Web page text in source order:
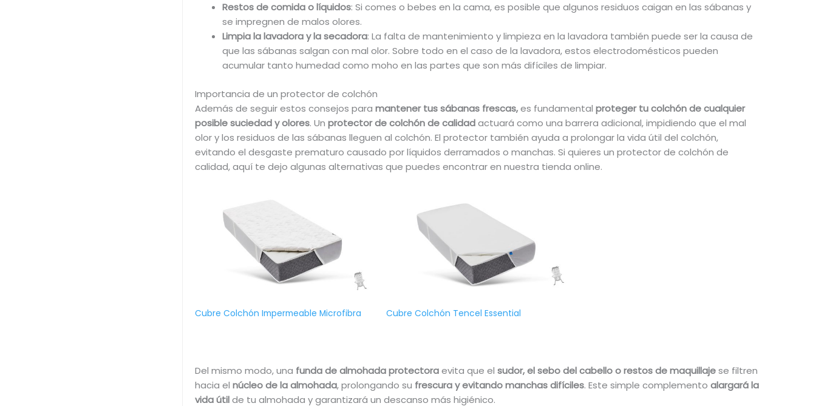
Restos de comida o líquidos: Si comes o bebes en la cama, es posible que algunos residuos caigan en las sábanas y
se impregnen de malos olores.
Limpia la lavadora y la secadora: La falta de mantenimiento y limpieza en la lavadora también puede ser la causa de
que las sábanas salgan con mal olor. Sobre todo en el caso de la lavadora, estos electrodomésticos pueden
acumular tanto humedad como moho en las partes que son más difíciles de limpiar.
Importancia de un protector de colchón
Además de seguir estos consejos para mantener tus sábanas frescas,es fundamental proteger tu colchón de cualquier
posible suciedad y olores. Un protector de colchón de calidadactuará como una barrera adicional, impidiendo que el mal
olor y los residuos de las sábanas lleguen al colchón. El protector también ayuda a prolongar la vida útil del colchón,
evitando el desgaste prematuro causado por líquidos derramados o manchas. Si quieres un protector de colchón de
calidad, aquí te dejo algunas alternativas que puedes encontrar en nuestra tienda online.
Cubre Colchón Impermeable Microfibra Cubre Colchón Tencel Essential
Del mismo modo, una funda de almohada protectoraevita que el sudor, el sebo del cabello o restos de maquillajese filtren
hacia el núcleo de la almohada, prolongando su frescura y evitando manchas difíciles. Este simple complemento alargará la
vida útilde tu almohada y garantizará un descanso más higiénico.